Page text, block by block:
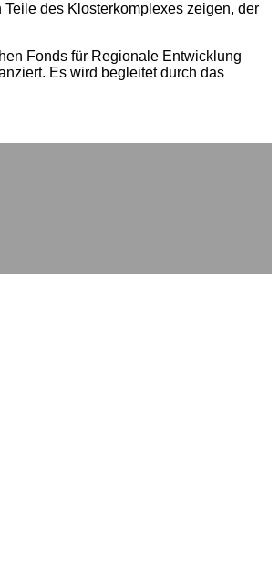
des Klosterkomplexes zeigen, der
Fonds für Regionale Entwicklung
Es wird begleitet durch das